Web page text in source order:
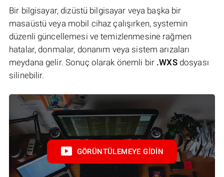
Bir bilgisayar, dizüstü bilgisayar veya başka bir
masaüstü veya mobil cihaz çalışırken, systemin
düzenli güncellemesi ve temizlenmesine rağmen
hatalar, donmalar, donanım veya sistem arızaları
meydana gelir. Sonuç olarak önemli bir .WXSdosyası
silinebilir.
GÖRÜNTÜLEMEYE GIDIN